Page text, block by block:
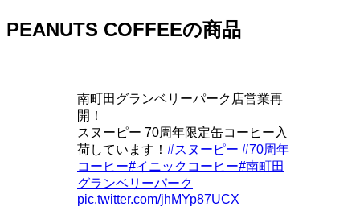
PEANUTS COFFEEの商品
南町田グランベリーパーク店営業再
開！
スヌーピー 70周年限定缶コーヒー入
荷しています！ #スヌーピー #70周年
コーヒー#イニックコーヒー#南町田
グランベリーパーク
pic.twitter.com/jhMYp87UCX